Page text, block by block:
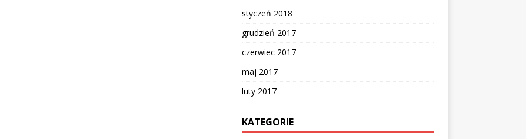
styczeń 2018
grudzień 2017
czerwiec 2017
maj 2017
luty 2017
KATEGORIE